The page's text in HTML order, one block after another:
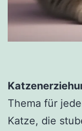
Thema für
Katze, die